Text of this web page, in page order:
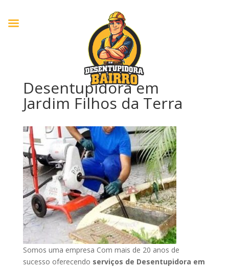
Desentupidora em
Jardim Filhos da Terra
Somos uma empresa Com mais de 20 anos de
sucesso oferecendo serviços de Desentupidora em